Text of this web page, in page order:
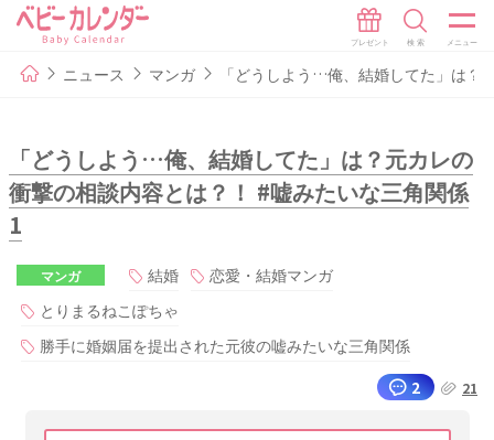
ニュース マンガ 「どうしよう…俺、結婚してた」は？
「どうしよう…俺、結婚してた」は？元カレの
衝撃の相談内容とは？！ #嘘みたいな三角関係
1
マンガ 結婚
恋愛・結婚マンガ
とりまるねこぽちゃ
勝手に婚姻届を提出された元彼の嘘みたいな三角関係
2
21